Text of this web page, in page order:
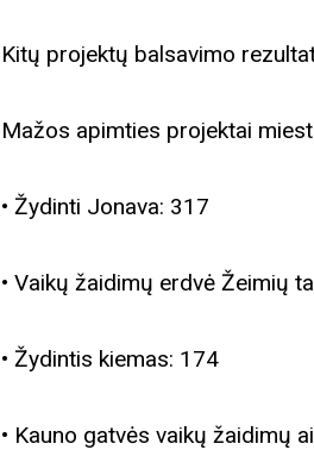
Kitų projektų balsavimo
Mažos apimties projektai
• Žydinti Jonava: 317
• Vaikų žaidimų erdvė Žeimių
• Žydintis kiemas: 174
• Kauno gatvės vaikų žaidimų